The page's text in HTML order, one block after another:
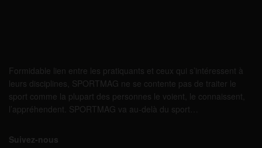
Formidable lien entre les pratiquants et ceux qui s’intéressent à
leurs disciplines, SPORTMAG ne se contente pas de traiter le
sport comme la plupart des personnes le voient, le connaissent,
l’appréhendent. SPORTMAG va au-delà du sport…
Suivez-nous